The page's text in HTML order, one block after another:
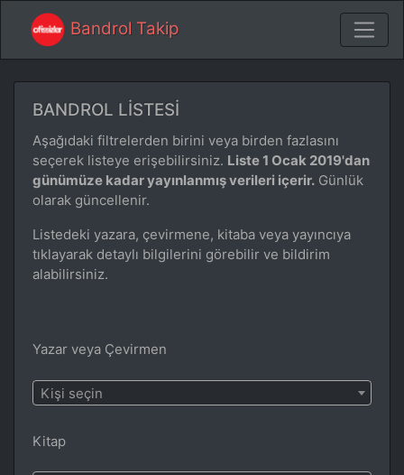
Bandrol Takip
BANDROL LISTESI
Aşağıdaki filtrelerden birini veya birden fazlasını
seçerek listeye erişebilirsiniz. Liste 1 Ocak 2019'dan
günümüze kadar yayınlanmış verileri içerir. Günlük
olarak güncellenir.
Listedeki yazara, çevirmene, kitaba veya yayıncıya
tıklayarak detaylı bilgilerini görebilir ve bildirim
alabilirsiniz.
Yazar veya Çevirmen
Kişi seçin
Kitap